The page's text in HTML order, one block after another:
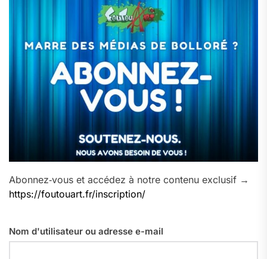
Abonnez‑vous et accédez à notre contenu exclusif →
https://foutouart.fr/inscription/
Nom d'utilisateur ou adresse e-mail